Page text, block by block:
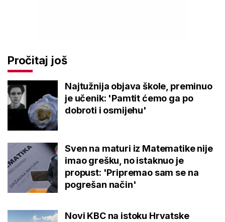
Pročitaj još
Najtužnija objava škole, preminuo
je učenik: 'Pamtit ćemo ga po
dobroti i osmijehu'
Sven na maturi iz Matematike nije
imao grešku, no istaknuo je
propust: 'Pripremao sam se na
pogrešan način'
Novi KBC na istoku Hrvatske